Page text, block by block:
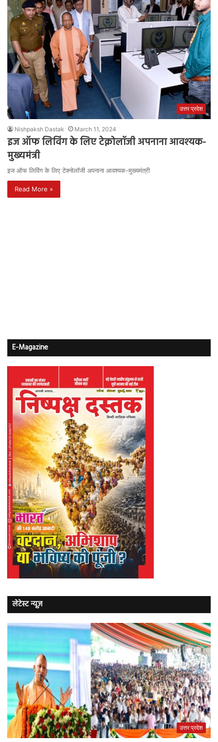
उत्तर प्रदेश
Nishpaksh Dastak March 11, 2024
इज ऑफ लिविंग के लिए टेक्नोलॉजी अपनाना आवश्यक-
मुख्यमंत्री
इज ऑफ लिविंग के लिए टेक्नोलॉजी अपनाना आवश्यक-मुख्यमंत्री
Read More »
E-Magazine
लेटेस्ट न्यूज़
उत्तर प्रदेश